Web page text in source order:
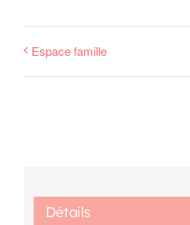
Espace famille
Détails